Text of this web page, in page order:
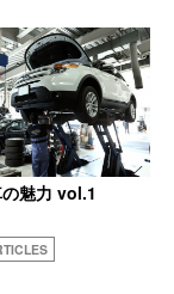
魅力 vol.1